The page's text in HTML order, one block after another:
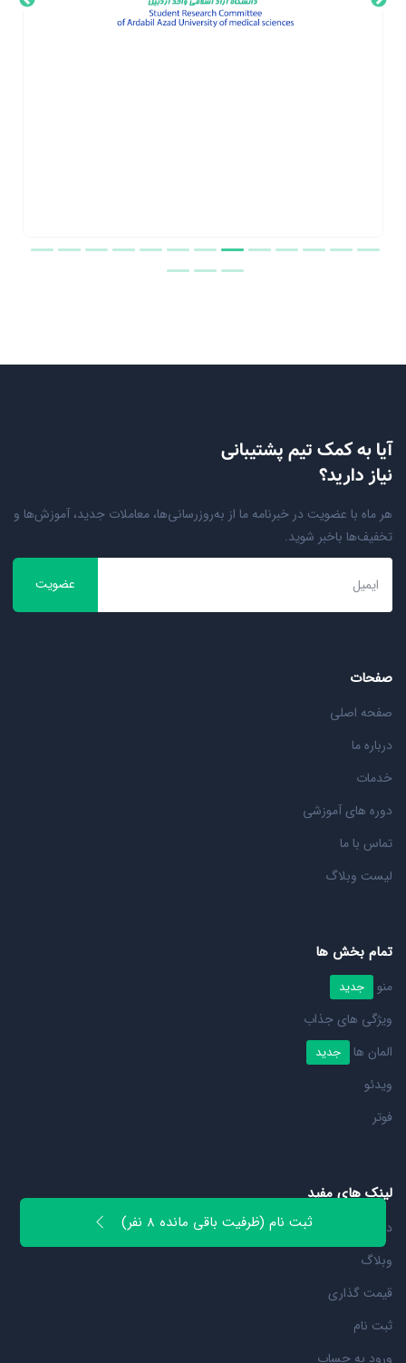
ثبت نام (ظرفیت باقی مانده 8 نفر)
آیا به کمک تیم پشتیبانی
نیاز دارید؟
هر ماه با عضویت در خبرنامه ما از به‌روزرسانی‌ها، معاملات جدید، آموزش‌ها و
تخفیف‌ها باخبر شوید.
عضویت
صفحات
صفحه اصلی
درباره ما
خدمات
دوره های آموزشی
تماس با ما
لیست وبلاگ
تمام بخش ها
منو جدید
ویژگی های جذاب
المان ها
جدید
ویدئو
فوتر
لینک های مفید
درباره ما
وبلاگ
قیمت گذاری
ثبت نام
ورود به حساب